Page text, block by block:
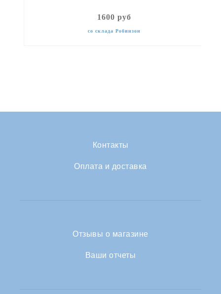
1600 руб
со склада Робинзон
Контакты
Оплата и доставка
Отзывы о магазине
Ваши отчеты